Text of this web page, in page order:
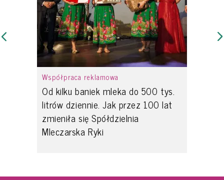
Współpraca reklamowa
Od kilku baniek mleka do 500 tys.
litrów dziennie. Jak przez 100 lat
zmieniła się Spółdzielnia
Mleczarska Ryki